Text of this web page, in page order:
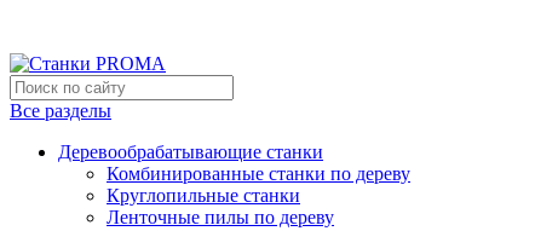
Все разделы
Деревообрабатывающие станки
Комбинированные станки по дереву
Круглопильные станки
Ленточные пилы по дереву